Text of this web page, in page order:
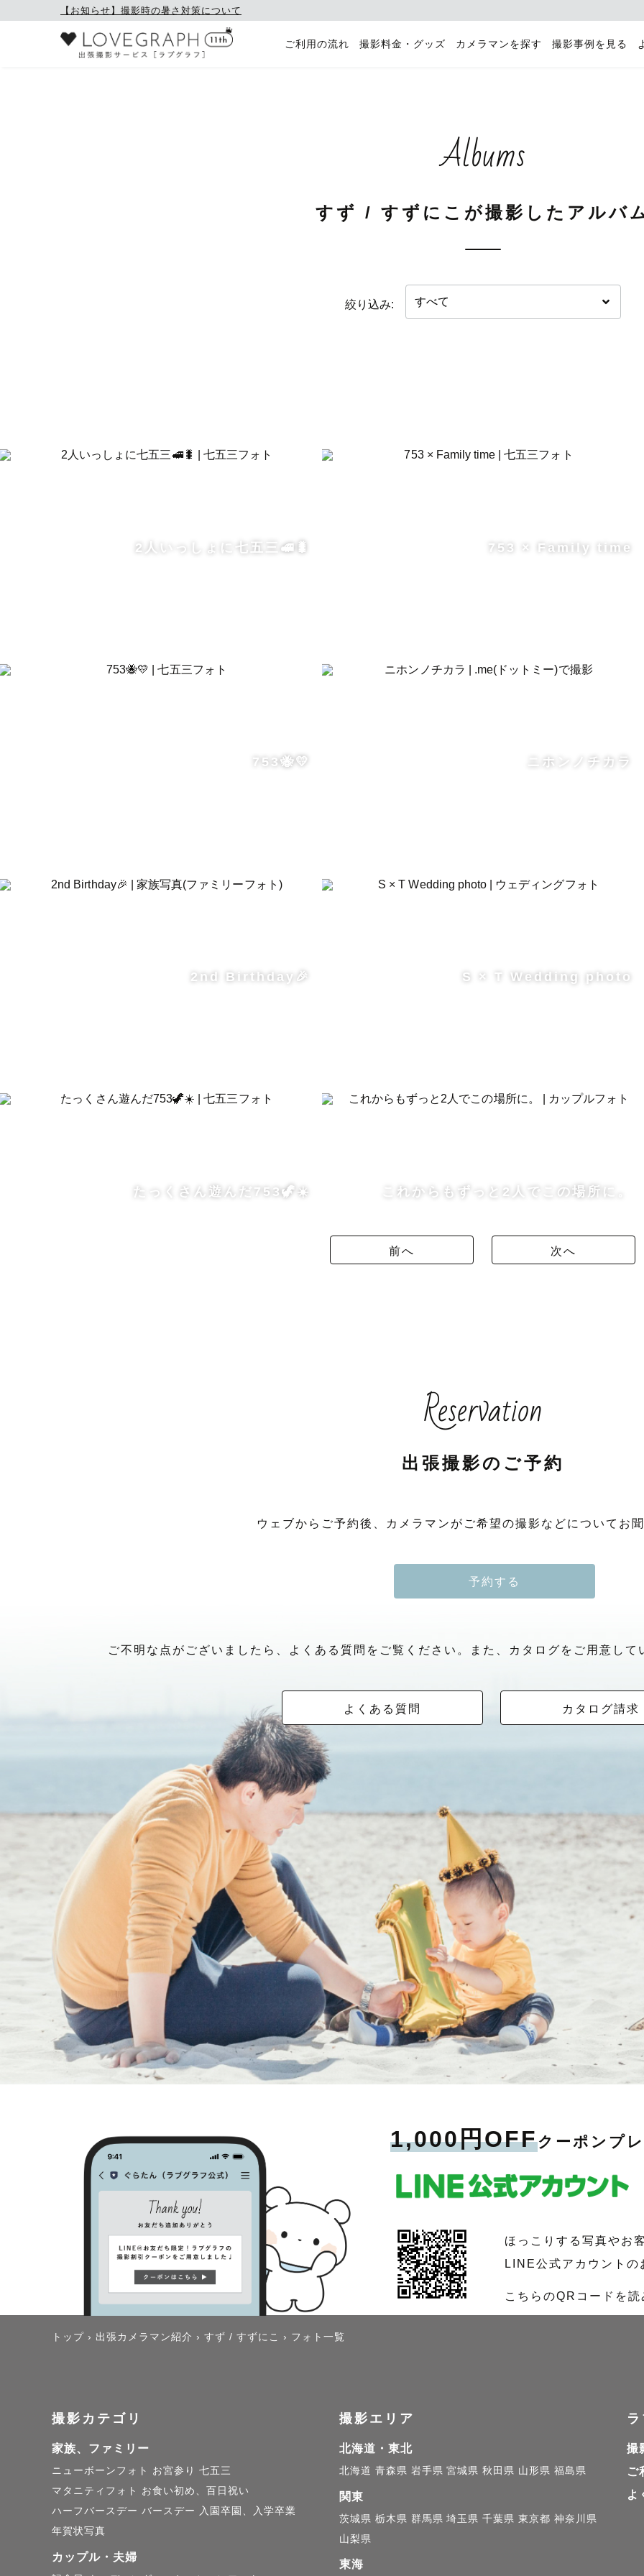
【お知らせ】撮影時の暑さ対策について
ご利用の流れ 撮影料金・グッズ カメラマンを探す 撮影事例を見る
Albums
すず / すずにこが撮影したアルバ
絞り込み:
2人いっしょに七五三🚅🐛 753 × Family time
753🐝💛 ニホンノチカラ
2nd Birthday🎉 S × T Wedding photo
たっくさん遊んだ753🦖☀️ これからもずっと2人でこの場所に。
前へ 次へ
Reservation
出張撮影のご予約
ウェブからご予約後、カメラマンがご希望の撮影などについてお
予約する
ご不明な点がございましたら、よくある質問をご覧ください。また、カタログをご用意し
よくある質問 カタログ請求
1,000円OFFクーポンプ
ほっこりする写真やお
LINE公式アカウント
こちらのQRコードを
トップ › 出張カメラマン紹介 › すず / すずにこ › フォト一覧
撮影カテゴリ
家族、ファミリー
ニューボーンフォト お宮参り 七五三
マタニティフォト
お食い初め、百日祝い
ハーフバースデー バースデー 入園卒園、入学卒業
年賀状写真
カップル・夫婦
撮影エリア
北海道・東北
北海道 青森県 岩手県 宮城県 秋田県 山形県 福島県
関東
茨城県 栃木県 群馬県 埼玉県 千葉県 東京都 神奈川県
山梨県
東海
撮
ご
よ